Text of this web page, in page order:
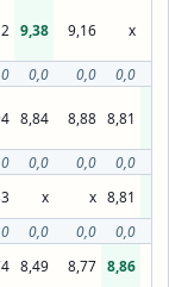
9,38 9,16 x
0,0 0,0 0,0
8,84 8,88 8,81
0,0 0,0 0,0
x x 8,81
0,0 0,0 0,0
8,49 8,77 8,86